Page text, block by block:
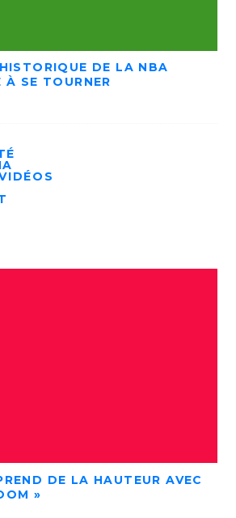
DE LA NBA
À SE TOURNER
DE LA HAUTEUR AVEC
»